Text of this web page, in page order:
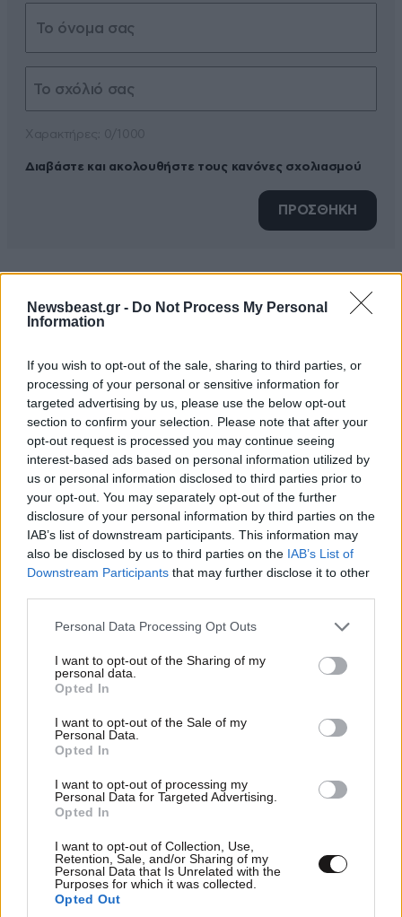
Newsbeast.gr - Do Not Process My Personal
Information
If you wish to opt-out of the sale, sharing to third parties, or
processing of your personal or sensitive information for
targeted advertising by us, please use the below opt-out
section to confirm your selection. Please note that after your
opt-out request is processed you may continue seeing
interest-based ads based on personal information utilized by
us or personal information disclosed to third parties prior to
your opt-out. You may separately opt-out of the further
disclosure of your personal information by third parties on the
IAB’s list of downstream participants. This information may
also be disclosed by us to third parties on the IAB’s List of
Downstream Participants that may further disclose it to other
Please note that this website/app uses one or more Google
not limited to your visit or usage behaviour. You may click to
grant or deny consent to Google and its third-party tags to
use your data for below specified purposes in below Google
consent section.
Personal Data Processing Opt Outs
I want to opt-out of the Sharing of my
personal data.
Opted In
I want to opt-out of the Sale of my
Personal Data.
Opted In
I want to opt-out of processing my
Personal Data for Targeted Advertising.
Opted In
I want to opt-out of Collection, Use,
Retention, Sale, and/or Sharing of my
Personal Data that Is Unrelated with the
Purposes for which it was collected.
Opted Out
Διαβάστε και ακολουθήστε τους κανόνες σχολιασμού
ΠΡΟΣΘΗΚΗ
λελογισμένη πολιτική 12·07·2022 18:14
και το επιτελείο του. Για μια τετραμελή οικογένεια θα
επιδοτείται το 11,3% του κόστους της πρώτης
ξαπλώστρας για μια μέρα, αν όλη η οικογένεια πάει
στην παραλία τουλάχιστον 8 μέρες την εβδομάδα και
καταναλώσει σε μπιτσόμπαρα τουλάχιστον 41,25 € το
άτομο για ενήλικες και 32,45 € για κάθε παιδί (ανά
μέρα). Η πλατφόρμα FAST-Ξαπλώστρες ανοίγει τον
Δεκέμβριο 2023.
Απαντήστε
λελογισμένη πολιτική 12·07·2022 23:20
πλατφόρμα Ξαπλώστρα-PASS
Απαντήστε